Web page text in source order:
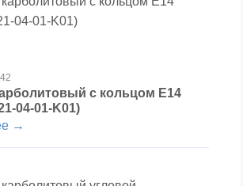
с кольцом Е14
04-01-K01)
→